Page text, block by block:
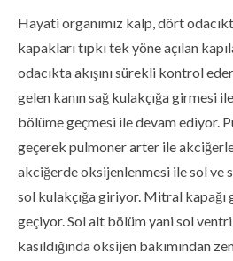
Hayati organımız kalp, dört
kapakları tıpkı tek yöne açılan
odacıkta akışını sürekli kontrol
gelen kanın sağ kulakçığa girmesi
bölüme geçmesi ile devam ediyor.
geçerek pulmoner arter ile
akciğerde oksijenlenmesi ile sol ve
sol kulakçığa giriyor. Mitral kapağı
geçiyor. Sol alt bölüm yani sol
kasıldığında oksijen bakımından